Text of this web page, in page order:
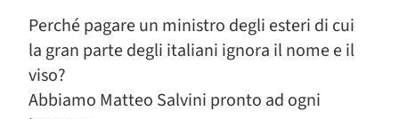
Perché pagare un ministro degli esteri di cui
la gran parte degli italiani ignora il nome e il
viso?
Abbiamo Matteo Salvini pronto ad ogni